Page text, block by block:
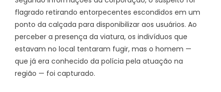
flagrado retirando entorpecentes escondidos em um
ponto da calçada para disponibilizar aos usuários. Ao
perceber a presença da viatura, os indivíduos que
estavam no local tentaram fugir, mas o homem —
que já era conhecido da polícia pela atuação na
região — foi capturado.